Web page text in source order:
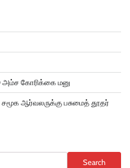
அம்ச கோரிக்கை மனு
ஆர்வலருக்கு பசுமைத் தூதர்
Search